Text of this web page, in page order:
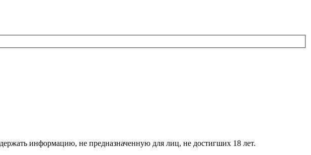
информацию, не предназначенную для лиц, не достигших 18 лет.